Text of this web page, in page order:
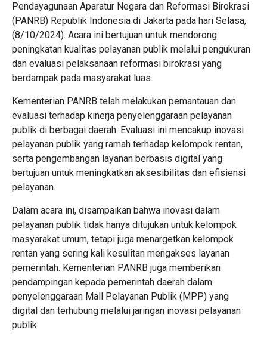
Pendayagunaan Aparatur Negara dan Reformasi Birokrasi
(PANRB) Republik Indonesia di Jakarta pada hari Selasa,
(8/10/2024). Acara ini bertujuan untuk mendorong
peningkatan kualitas pelayanan publik melalui pengukuran
dan evaluasi pelaksanaan reformasi birokrasi yang
berdampak pada masyarakat luas.
Kementerian PANRB telah melakukan pemantauan dan
evaluasi terhadap kinerja penyelenggaraan pelayanan
publik di berbagai daerah. Evaluasi ini mencakup inovasi
pelayanan publik yang ramah terhadap kelompok rentan,
serta pengembangan layanan berbasis digital yang
bertujuan untuk meningkatkan aksesibilitas dan efisiensi
pelayanan.
Dalam acara ini, disampaikan bahwa inovasi dalam
pelayanan publik tidak hanya ditujukan untuk kelompok
masyarakat umum, tetapi juga menargetkan kelompok
rentan yang sering kali kesulitan mengakses layanan
pemerintah. Kementerian PANRB juga memberikan
pendampingan kepada pemerintah daerah dalam
penyelenggaraan Mall Pelayanan Publik (MPP) yang
digital dan terhubung melalui jaringan inovasi pelayanan
publik.